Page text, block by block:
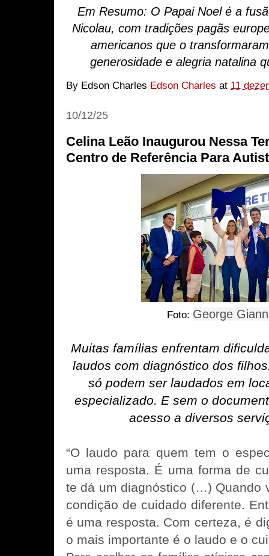
Em Resumo: O Papai Noel é a
Nicolau, com tradições pagãs
americanos que o
generosidade e alegria natalina
By Edson Charles Edson Charles at 11
10/12/25
Celina Leão Inaugurou Nessa
Centro de Referência Para
Foto: George
Muitas famílias enfrentam
laudos com diagnóstico dos
só podem ser laudados em
especializado. E sem o
acesso a diversos
“O laudo para quem tem o
uma resposta. É uma forma de
te dá um diagnóstico (…) Quando
condição de cuidado diferente.
é uma resposta. Com certeza, é
o mais importante é o laudo e o